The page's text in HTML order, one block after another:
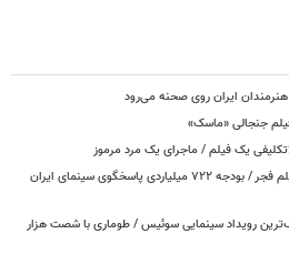
ایران روی صحنه می‌رود
فیلم جنجالی «ماسک»
یک فیلم / ماجرای یک مرد مرموز
احتمال تغییر زمان جشنواره جهانی فیلم فجر / بودجه ۷۲۲ میلیاردی پاسخگوی سینمای ایران
رویداد سینمایی سوئیس / طوماری با شصت هزار